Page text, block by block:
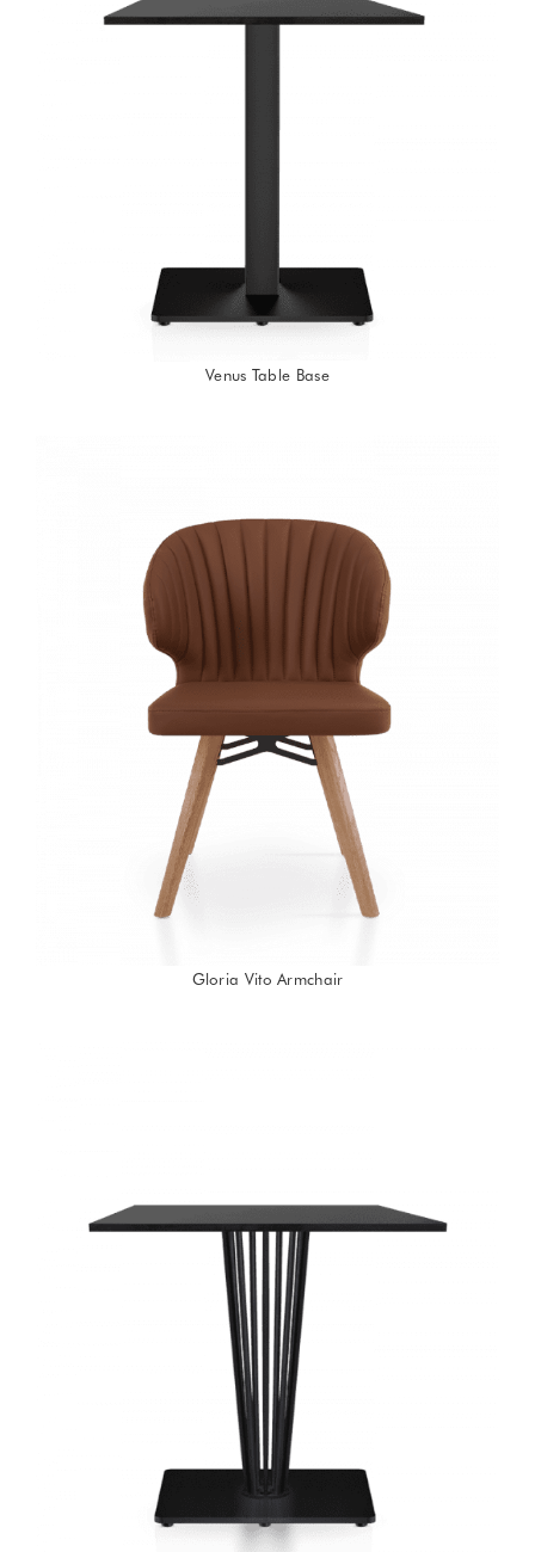
Venus Table Base
Gloria Vito Armchair